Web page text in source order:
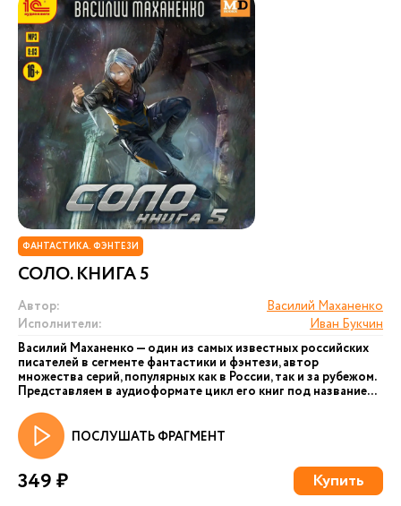
ФАНТАСТИКА. ФЭНТЕЗИ
СОЛО. КНИГА 5
Автор:
Василий Маханенко
Исполнители:
Иван Букчин
Василий Маханенко — один из самых известных российских
писателей в сегменте фантастики и фэнтези, автор
множества серий, популярных как в России, так и за рубежом.
Представляем в аудиоформате цикл его книг под название...
ПОСЛУШАТЬ ФРАГМЕНТ
349 ₽ Купить